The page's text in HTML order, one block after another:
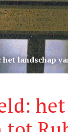
landschap
het